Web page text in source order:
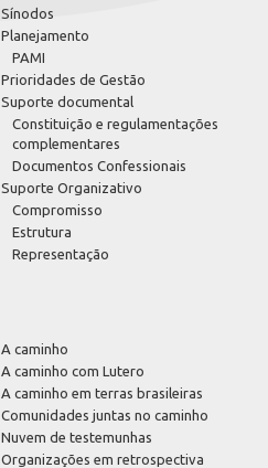
Sínodos
Planejamento
PAMI
Prioridades de Gestão
Suporte documental
Constituição e regulamentações
complementares
Documentos Confessionais
Suporte Organizativo
Compromisso
Estrutura
Representação
A caminho
A caminho com Lutero
A caminho em terras brasileiras
Comunidades juntas no caminho
Nuvem de testemunhas
Organizações em retrospectiva